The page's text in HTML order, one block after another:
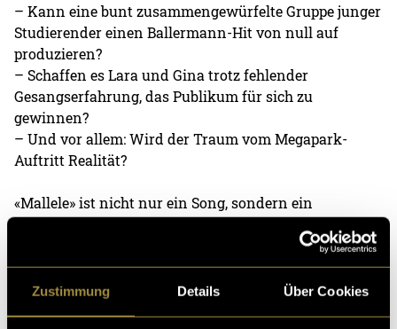
Zustimmung Details Über Cookies
– Kann eine bunt zusammengewürfelte Gruppe junger
Studierender einen Ballermann-Hit von null auf
produzieren?
– Schaffen es Lara und Gina trotz fehlender
Gesangserfahrung, das Publikum für sich zu
gewinnen?
– Und vor allem: Wird der Traum vom Megapark-
Auftritt Realität?
«Mallele» ist nicht nur ein Song, sondern ein
Experiment, ein Abenteuer und ein Praxisprojekt, das
Kreativität, Teamwork und eine ordentliche Portion
Mut erfordert. Ob es wirklich für die grosse Bühne
reicht, wird sich zeigen – aber der Weg dorthin ist